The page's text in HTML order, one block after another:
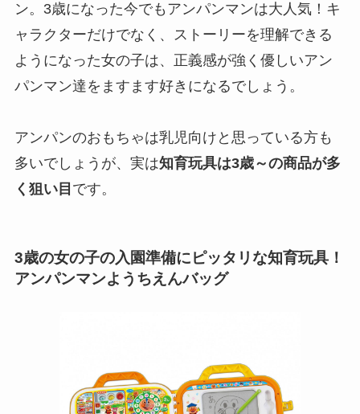
ン。3歳になった今でもアンパンマンは大人気！キ
ャラクターだけでなく、ストーリーを理解できる
ようになった女の子は、正義感が強く優しいアン
パンマン達をますます好きになるでしょう。
アンパンのおもちゃは乳児向けと思っている方も
多いでしょうが、実は知育玩具は3歳～の商品が多
く狙い目 です。
3歳の女の子の入園準備にピッタリな知育玩具！
アンパンマンようちえんバッグ